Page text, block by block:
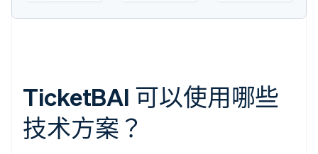
TicketBAI 可以使用哪些
技术方案？